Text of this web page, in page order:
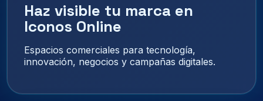
Haz visible tu marca en
Iconos Online
Espacios comerciales para tecnología,
innovación, negocios y campañas digitales.